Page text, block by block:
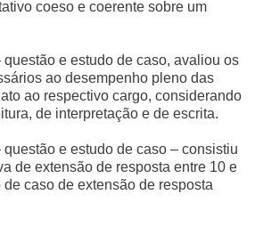
coeso e coerente sobre um
e estudo de caso, avaliou os
ao desempenho pleno das
ao respectivo cargo, considerando
de interpretação e de escrita.
e estudo de caso – consistiu
de extensão de resposta entre 10 e
caso de extensão de resposta